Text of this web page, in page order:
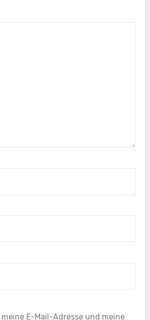
meine E-Mail-Adresse und meine